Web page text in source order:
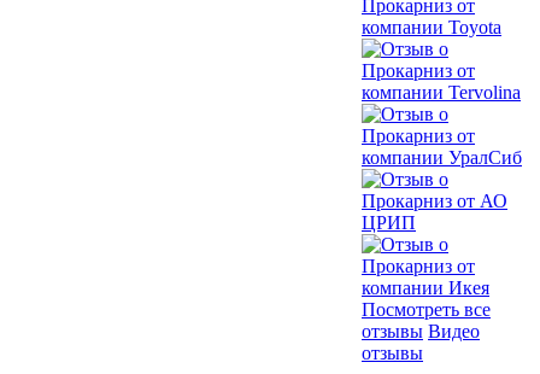
Посмотреть все
отзывы Видео
отзывы